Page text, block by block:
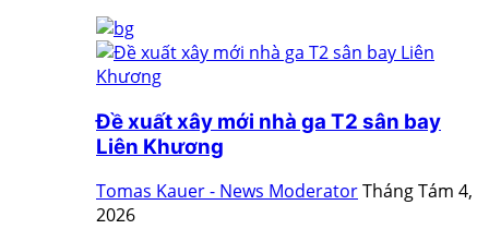
Đề xuất xây mới nhà ga T2 sân bay
Liên Khương
Tomas Kauer - News ModeratorTháng Tám 4,
2026